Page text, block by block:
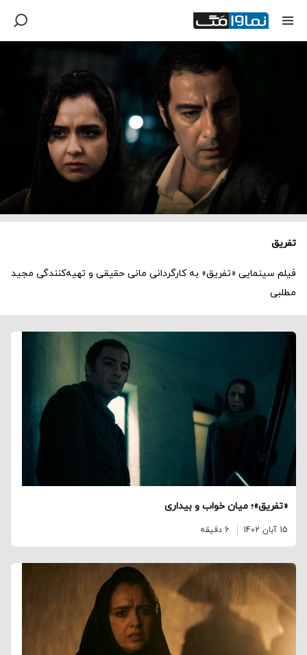
تفریق
فیلم سینمایی «تفریق» به کارگردانی مانی حقیقی و تهیه‌کنندگی مجید
مطلبی
«تفریق»؛ میان خواب و بیداری
15 آبان 1402 6 دقیقه